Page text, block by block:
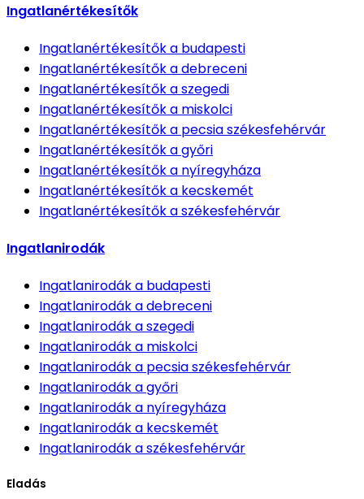
Ingatlanértékesítők
Ingatlanértékesítőka budapesti
Ingatlanértékesítőka debreceni
Ingatlanértékesítőka szegedi
Ingatlanértékesítőka miskolci
Ingatlanértékesítőka pecsia székesfehérvár
Ingatlanértékesítőka győri
Ingatlanértékesítőka nyíregyháza
Ingatlanértékesítőka kecskemét
Ingatlanértékesítőka székesfehérvár
Ingatlanirodák
Ingatlanirodáka budapesti
Ingatlanirodáka debreceni
Ingatlanirodáka szegedi
Ingatlanirodáka miskolci
Ingatlanirodáka pecsia székesfehérvár
Ingatlanirodáka győri
Ingatlanirodáka nyíregyháza
Ingatlanirodáka kecskemét
Ingatlanirodáka székesfehérvár
Eladás